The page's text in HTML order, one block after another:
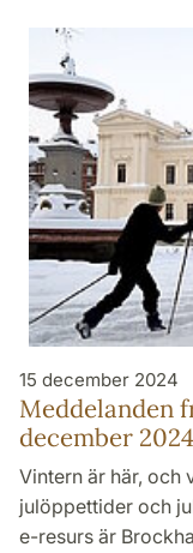
15 december 2024
Meddelanden
december 2024
Vintern är här, och
julöppettider och
e-resurs är